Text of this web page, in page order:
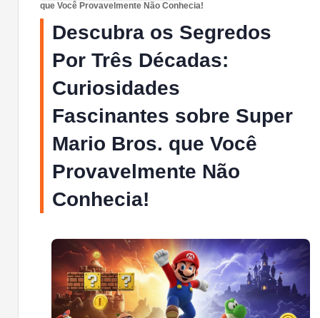
que Você Provavelmente Não Conhecia!
Descubra os Segredos
Por Três Décadas:
Curiosidades
Fascinantes sobre Super
Mario Bros. que Você
Provavelmente Não
Conhecia!